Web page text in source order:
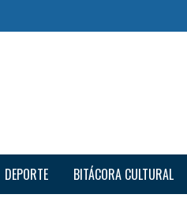
DEPORTE BITÁCORA CULTURAL